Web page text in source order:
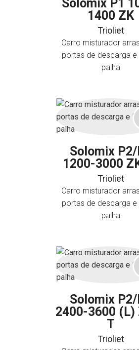
Solomix P1
1400 ZK
Trioliet
Carro misturador
portas de descarga e
palha
Solomix P2/
1200-3000
Trioliet
Carro misturador
portas de descarga e
palha
Solomix P2/
2400-3600 (L)
T
Trioliet